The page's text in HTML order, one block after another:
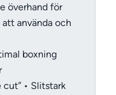
överhand för
använda och
boxning
cut” • Slitstark